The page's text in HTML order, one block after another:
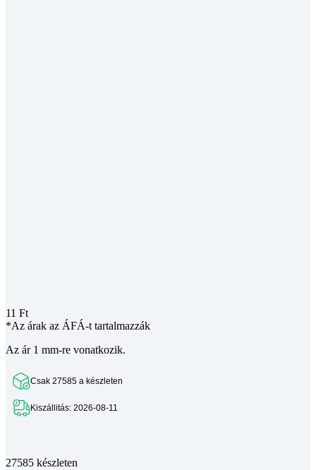
11 Ft
*Az árak az ÁFÁ-t tartalmazzák
Az ár 1 mm-re vonatkozik.
Csak 27585 a készleten
Kiszállitás: 2026-08-11
27585 készleten